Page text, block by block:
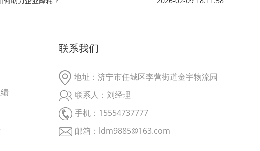
联系我们
地址：济宁市任城区李营街道金宇物流园
联系人：刘经理
手机：15554737777
邮箱：ldm9885@163.com